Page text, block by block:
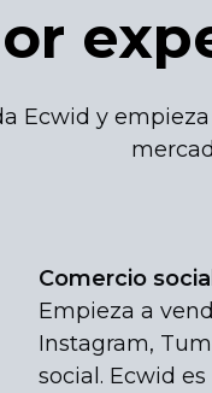
Ecwid y
Comercio social
Empieza a
Instagram,
social. Ecwid